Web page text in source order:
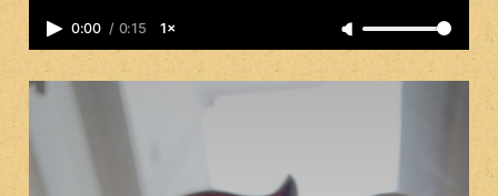
0:00 / 0:15 1×